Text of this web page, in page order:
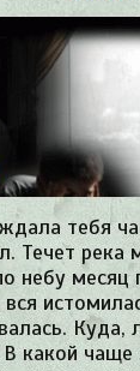
тебя
Течет
небу
какой чаще